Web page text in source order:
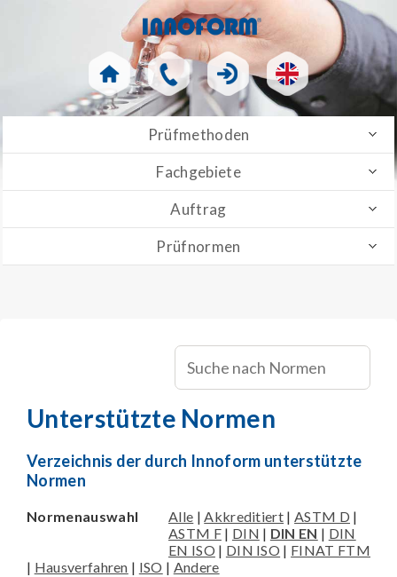
Prüfmethoden
Fachgebiete
Auftrag
Prüfnormen
Unterstützte Normen
Verzeichnis der durch Innoform unterstützte
Normen
Normenauswahl Alle |Akkreditiert |ASTM D |
ASTM F| DIN | DIN EN | DIN
EN ISO | DIN ISO | FINAT FTM
| Hausverfahren | ISO | Andere